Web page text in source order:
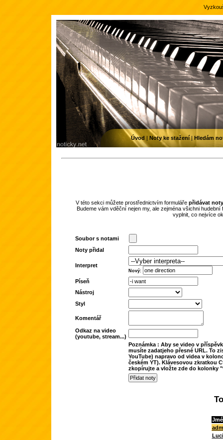
V této sekci můžete prostřednictvím formuláře přidávat noty
Budeme vám vděční nejen my, ale zejména všichni
vyplnit, co nejvíce
Soubor s notami
Noty přidal
Interpret
Nový:
Píseň
Nástroj
Styl
Komentář
Odkaz na video
(youtube, stream...)
Poznámka : Aby se video v
musíte zadatjeho přesné URL. To
YouTube) napravo od videa v
českém YT). Klávesovou zkratkou
zkopírujte a vložte zde do kolonky
Úvod | Noty ke stažení| Hledám